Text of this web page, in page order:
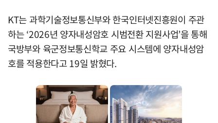
KT는 과학기술정보통신부와 한국인터넷진흥원이 주관
하는 ‘2026년 양자내성암호 시범전환 지원사업’을 통해
국방부와 육군정보통신학교 주요 시스템에 양자내성암
호를 적용한다고 19일 밝혔다.